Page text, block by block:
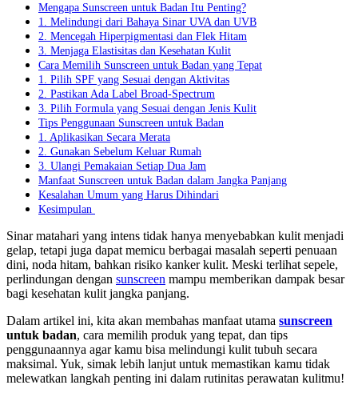
Mengapa Sunscreen untuk Badan Itu Penting?
1. Melindungi dari Bahaya Sinar UVA dan UVB
2. Mencegah Hiperpigmentasi dan Flek Hitam
3. Menjaga Elastisitas dan Kesehatan Kulit
Cara Memilih Sunscreen untuk Badan yang Tepat
1. Pilih SPF yang Sesuai dengan Aktivitas
2. Pastikan Ada Label Broad-Spectrum
3. Pilih Formula yang Sesuai dengan Jenis Kulit
Tips Penggunaan Sunscreen untuk Badan
1. Aplikasikan Secara Merata
2. Gunakan Sebelum Keluar Rumah
3. Ulangi Pemakaian Setiap Dua Jam
Manfaat Sunscreen untuk Badan dalam Jangka Panjang
Kesalahan Umum yang Harus Dihindari
Kesimpulan
Sinar matahari yang intens tidak hanya menyebabkan kulit menjadi
gelap, tetapi juga dapat memicu berbagai masalah seperti penuaan
dini, noda hitam, bahkan risiko kanker kulit. Meski terlihat sepele,
perlindungan dengan sunscreen mampu memberikan dampak besar
bagi kesehatan kulit jangka panjang.
Dalam artikel ini, kita akan membahas manfaat utama sunscreen
untuk badan, cara memilih produk yang tepat, dan tips
penggunaannya agar kamu bisa melindungi kulit tubuh secara
maksimal. Yuk, simak lebih lanjut untuk memastikan kamu tidak
melewatkan langkah penting ini dalam rutinitas perawatan kulitmu!